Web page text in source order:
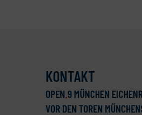
KONTAKT
OPEN 9 MÜNCHEN
VOR DEN TOREN